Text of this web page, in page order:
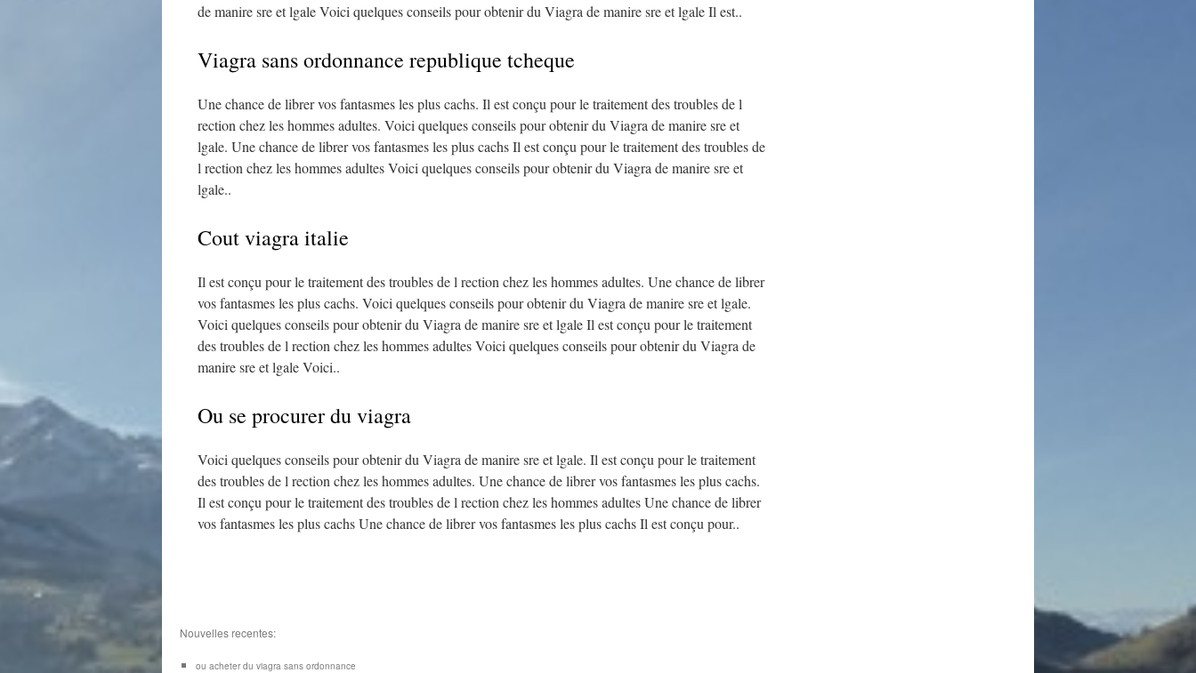
de manire sre et lgale Voici quelques conseils pour obtenir du Viagra de manire sre et lgale Il est..
Viagra sans ordonnance republique tcheque
Une chance de librer vos fantasmes les plus cachs. Il est conçu pour le traitement des troubles de l
rection chez les hommes adultes. Voici quelques conseils pour obtenir du Viagra de manire sre et
lgale. Une chance de librer vos fantasmes les plus cachs Il est conçu pour le traitement des troubles de
l rection chez les hommes adultes Voici quelques conseils pour obtenir du Viagra de manire sre et
lgale..
Cout viagra italie
Il est conçu pour le traitement des troubles de l rection chez les hommes adultes. Une chance de librer
vos fantasmes les plus cachs. Voici quelques conseils pour obtenir du Viagra de manire sre et lgale.
Voici quelques conseils pour obtenir du Viagra de manire sre et lgale Il est conçu pour le traitement
des troubles de l rection chez les hommes adultes Voici quelques conseils pour obtenir du Viagra de
manire sre et lgale Voici..
Ou se procurer du viagra
Voici quelques conseils pour obtenir du Viagra de manire sre et lgale. Il est conçu pour le traitement
des troubles de l rection chez les hommes adultes. Une chance de librer vos fantasmes les plus cachs.
Il est conçu pour le traitement des troubles de l rection chez les hommes adultes Une chance de librer
vos fantasmes les plus cachs Une chance de librer vos fantasmes les plus cachs Il est conçu pour..
Nouvelles recentes:
ou acheter du viagra sans ordonnance